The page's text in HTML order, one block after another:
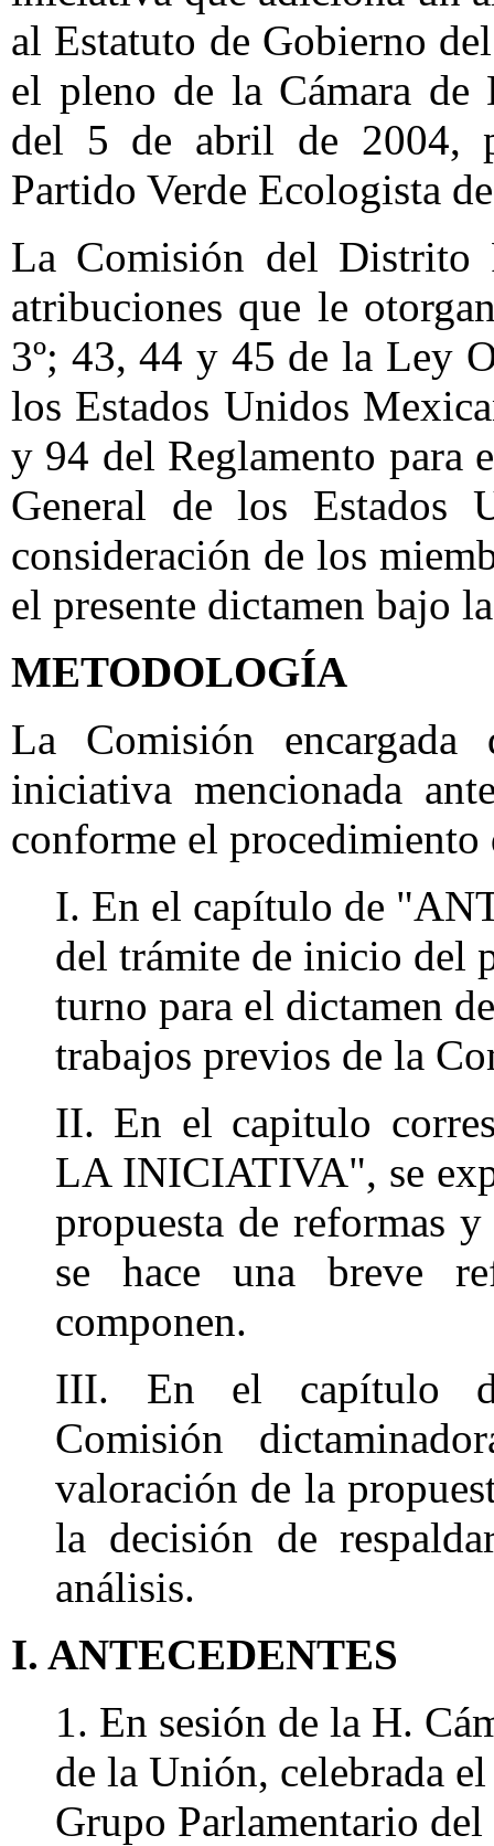
al Estatuto de Gobierno
el pleno de la Cámara de
del 5 de abril de 2004,
Partido Verde Ecologista
La Comisión del Distrito
atribuciones que le
3º; 43, 44 y 45 de la Ley
los Estados Unidos
y 94 del Reglamento para
General de los Estados
consideración de los
el presente dictamen bajo
METODOLOGÍA
La Comisión
iniciativa mencionada
conforme el procedimiento
I. En el capítulo de
del trámite de inicio del
turno para el dictamen
trabajos previos de la
II. En el capitulo
LA INICIATIVA", se
propuesta de reformas
se hace una breve
componen.
III. En el capítulo
Comisión
valoración de la
la decisión de
análisis.
I. ANTECEDENTES
1. En sesión de la H.
de la Unión, celebrada
Grupo Parlamentario